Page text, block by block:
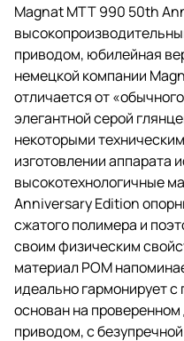
Magnat MTT 990 50th
приводом, юбилейная
немецкой компании
отличается от
элегантной серой
некоторыми
изготовлении аппарата
высокотехнологичные
Anniversary Edition
сжатого полимера и
своим физическим
материал POM
идеально гармонирует
основан на
приводом, с